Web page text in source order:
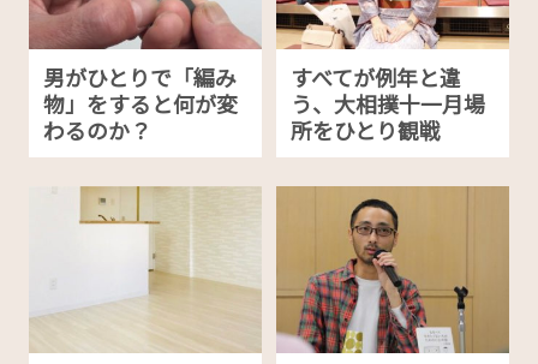
男がひとりで「編み
物」をすると何が変
わるのか？
すべてが例年と違
う、大相撲十一月場
所をひとり観戦